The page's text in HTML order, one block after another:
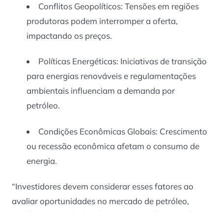
Conflitos Geopolíticos: Tensões em regiões
produtoras podem interromper a oferta,
impactando os preços.
Políticas Energéticas: Iniciativas de transição
para energias renováveis e regulamentações
ambientais influenciam a demanda por
petróleo.
Condições Econômicas Globais: Crescimento
ou recessão econômica afetam o consumo de
energia.
“Investidores devem considerar esses fatores ao
avaliar oportunidades no mercado de petróleo,